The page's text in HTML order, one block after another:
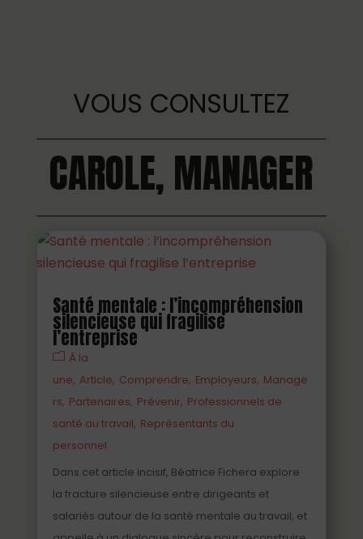
VOUS CONSULTEZ
CAROLE, MANAGER
Santé mentale : l’incompréhension
silencieuse qui fragilise
l’entreprise
À la
une Article Comprendre Employeurs Manage
rs Partenaires Prévenir Professionnels de
santé au travail Représentants du
personnel
Dans cet article incisif, Béatrice Fichera explore
la fracture silencieuse entre dirigeants et
salariés autour de la santé mentale au travail, et